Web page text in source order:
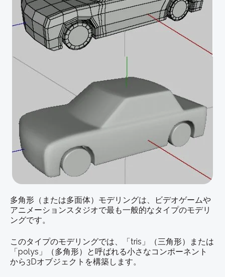
多角形（または多面体）モデリングは、ビデオゲームや
アニメーションスタジオで最も一般的なタイプのモデリ
ングです。
このタイプのモデリングでは、「tris」（三角形）または
「polys」（多角形）と呼ばれる小さなコンポーネント
から3Dオブジェクトを構築します。